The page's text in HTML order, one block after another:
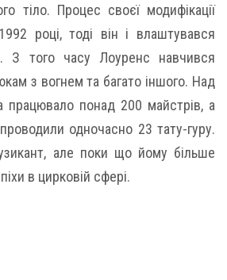
тіло. Процес своєї модифікації
році, тоді він і влаштувався
З того часу Лоуренс навчився
з вогнем та багато іншого. Над
працювало понад 200 майстрів, а
одночасно 23 тату-гуру.
але поки що йому більше
в цирковій сфері.